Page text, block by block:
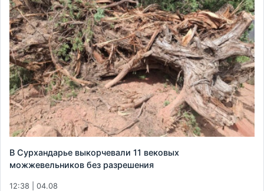
В Сурхандарье выкорчевали 11 вековых
можжевельников без разрешения
12:38 | 04.08